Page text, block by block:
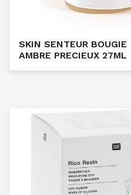
SKIN SENTEUR BOUGIE
AMBRE PRECIEUX 27ML